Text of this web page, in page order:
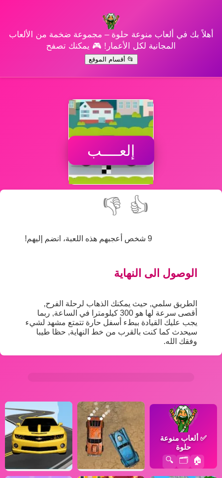
أهلاً بك في ألعاب منوعة حلوة – مجموعة ضخمة من الألعاب
المجانية لكل الأعمار! 🎮 يمكنك تصفح
📂 أقسام الموقع
إلعــــب
👍
👎
9 شخص أعجبهم هذه اللعبة، انضم إليهم!
الوصول الى النهاية
الطريق سلمي, حيث يمكنك الذهاب لرحلة الفرح,
أقصى سرعة لها هو 300 كيلومترا في الساعة, ربما
يجب عليك القيادة ببطء أسفل حارة تتمتع مشهد لشيء
سيحدث كما كنت بالقرب من خط النهاية, حظا طيبا
وفقك الله.
✅ ألعاب منوعة
حلوة
🏠
🗂️
🔍